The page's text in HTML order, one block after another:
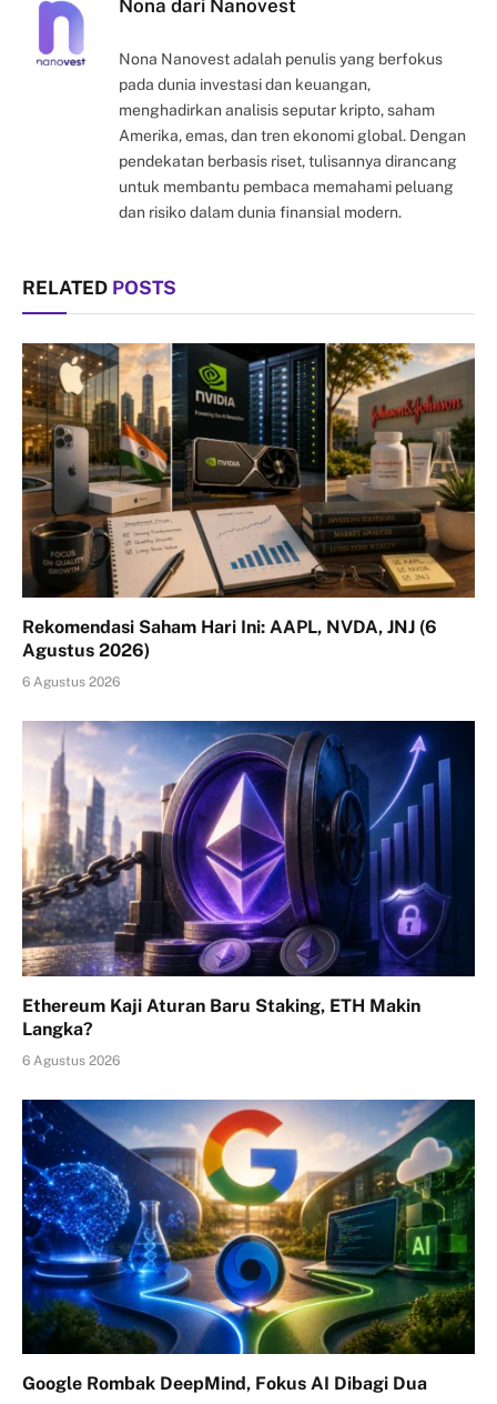
Nona dari Nanovest
Nona Nanovest adalah penulis yang berfokus
pada dunia investasi dan keuangan,
menghadirkan analisis seputar kripto, saham
Amerika, emas, dan tren ekonomi global. Dengan
pendekatan berbasis riset, tulisannya dirancang
untuk membantu pembaca memahami peluang
dan risiko dalam dunia finansial modern.
RELATED POSTS
Rekomendasi Saham Hari Ini: AAPL, NVDA, JNJ (6
Agustus 2026)
6 Agustus 2026
Ethereum Kaji Aturan Baru Staking, ETH Makin
Langka?
6 Agustus 2026
Google Rombak DeepMind, Fokus AI Dibagi Dua